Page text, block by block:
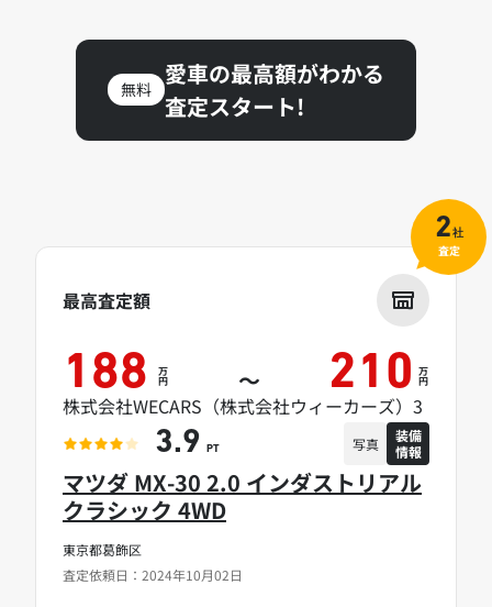
無料
愛車の最高額がわかる
査定スタート!
東京都葛飾区
査定依頼日：2024年10月02日
マツダ MX-30 2.0 インダストリアル
クラシック 4WD
最高査定額
188 万
円 ～ 210 万
円
株式会社WECARS（株式会社ウィーカーズ）3
3.9 PT 写真
装備
情報
2社
査定